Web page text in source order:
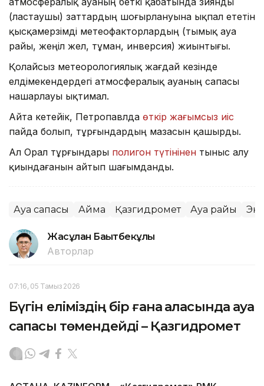
(ластаушы) заттардың шоғырлануына ықпал ететін
қысқамерзімді метеофакторлардың (тымық ауа
райы, жеңіл жел, тұман, инверсия) жиынтығы.
Қолайсыз метеорологиялық жағдай кезінде
елдімекендердегі атмосфералық ауаның сапасы
нашарлауы ықтимал.
Айта кетейік, Петропавлда өткір жағымсыз иіс
пайда болып, тұрғындардың мазасын қашырды.
Ал Орал тұрғындары полигон түтінінен тыныс алу
қиындағанын айтып шағымданды.
Ауа сапасы Аймақ Қазгидромет Ауа райы
Жасұлан Бақытбекұлы
Авторлар
07:16, 05 Тамыз 2026
Бүгін еліміздің бір ғана қаласында ауа
сапасы төмендейді – Қазгидромет